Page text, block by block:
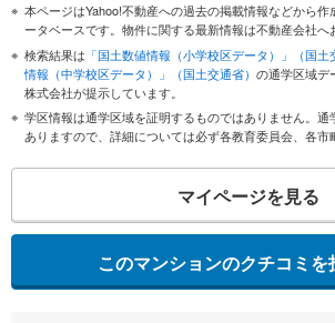
本ページはYahoo!不動産への過去の掲載情報などから
ータベースです。物件に関する最新情報は不動産会社へ
検索結果は 「国土数値情報（小学校区データ）」（国土
情報（中学校区データ）」（国土交通省） の通学区域デ
株式会社が提示しています。
学区情報は通学区域を証明するものではありません。
ありますので、詳細については必ず各教育委員会、各市
マイページを見る
このマンションのクチコミを